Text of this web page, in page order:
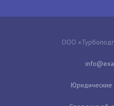
ООО
Юридические